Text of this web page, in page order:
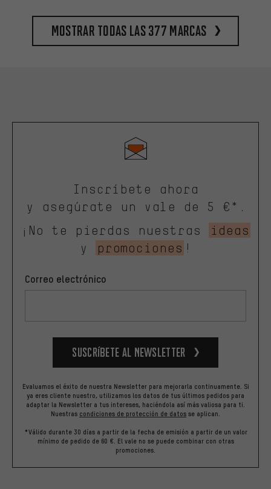
Mostrar todas las 377 marcas
Inscríbete ahora
y asegúrate un vale de 5 €*.
¡No te pierdas nuestras
ideas
y
promociones !
Correo electrónico
Suscríbete al newsletter
Evaluamos el éxito de nuestra Newsletter para mejorarla continuamente. Si
ya eres cliente nuestro, utilizamos los datos de tus últimos pedidos para
adaptar la Newsletter a tus intereses, haciéndola así más valiosa para ti.
Nuestras condiciones de protección de datos se aplican.
*Válido durante 30 días a partir de la fecha de emisión a partir de un valor
mínimo de pedido de 60 €. El vale no se puede combinar con otras
promociones.